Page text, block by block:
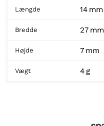
Længde 14 mm
Bredde 27 mm
Højde 7 mm
Vægt 4 g